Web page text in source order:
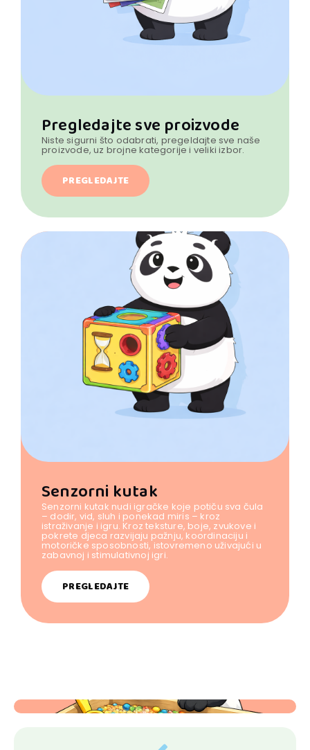
Senzorni kutak
Senzorni kutak nudi igračke koje potiču sva čula
– dodir, vid, sluh i ponekad miris – kroz
istraživanje i igru. Kroz teksture, boje, zvukove i
pokrete djeca razvijaju pažnju, koordinaciju i
motoričke sposobnosti, istovremeno uživajući u
zabavnoj i stimulativnoj igri.
PREGLEDAJTE
Pregledajte sve proizvode
Niste sigurni što odabrati, pregeldajte sve naše
proizvode, uz brojne kategorije i veliki izbor.
PREGLEDAJTE